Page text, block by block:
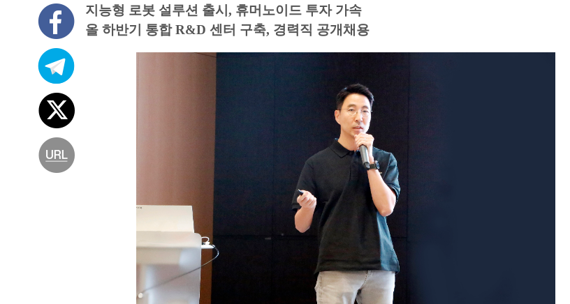
지능형 로봇 설루션 출시, 휴머노이드 투자 가속
올 하반기 통합 R&D 센터 구축, 경력직 공개채용